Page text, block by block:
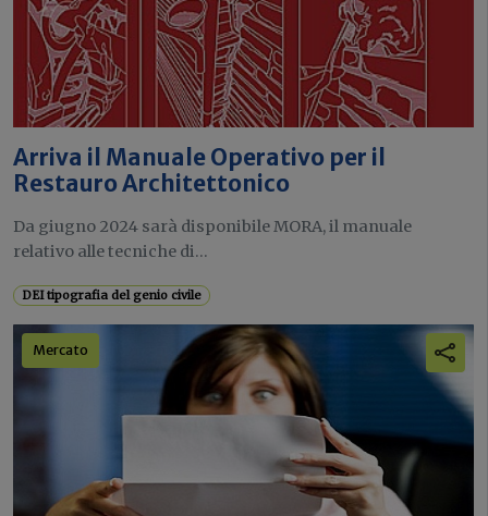
Arriva il Manuale Operativo per il
Restauro Architettonico
Da giugno 2024 sarà disponibile MORA, il manuale
relativo alle tecniche di...
DEI tipografia del genio civile
Mercato